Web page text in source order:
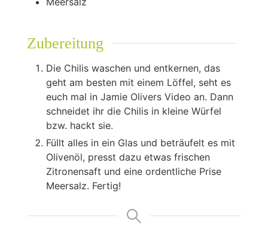
Zubereitung
Die Chilis waschen und entkernen, das
geht am besten mit einem Löffel, seht es
euch mal in Jamie Olivers Video an. Dann
schneidet ihr die Chilis in kleine Würfel
bzw. hackt sie.
Füllt alles in ein Glas und beträufelt es mit
Olivenöl, presst dazu etwas frischen
Zitronensaft und eine ordentliche Prise
Meersalz. Fertig!